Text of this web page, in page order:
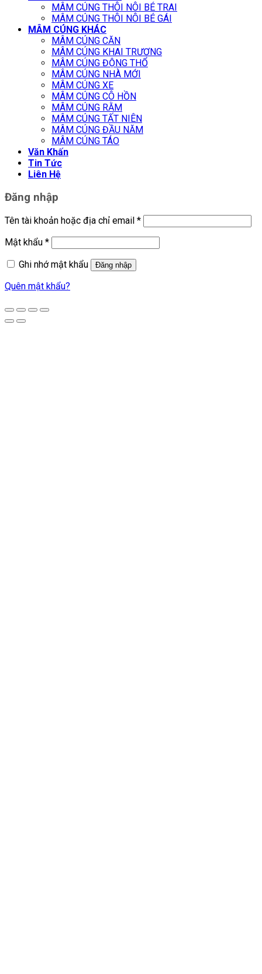
MÂM CÚNG THÔI NÔI BÉ TRAI
MÂM CÚNG THÔI NÔI BÉ GÁI
MÂM CÚNG KHÁC
MÂM CÚNG CĂN
MÂM CÚNG KHAI TRƯƠNG
MÂM CÚNG ĐỘNG THỔ
MÂM CÚNG NHÀ MỚI
MÂM CÚNG XE
MÂM CÚNG CÔ HỒN
MÂM CÚNG RẰM
MÂM CÚNG TẤT NIÊN
MÂM CÚNG ĐẦU NĂM
MÂM CÚNG TÁO
Văn Khấn
Tin Tức
Liên Hệ
Đăng nhập
Tên tài khoản hoặc địa chỉ email *
Mật khẩu *
Ghi nhớ mật khẩu
Đăng nhập
Quên mật khẩu?